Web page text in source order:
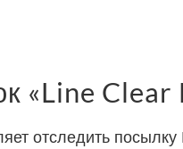
«Line Clear
отследить